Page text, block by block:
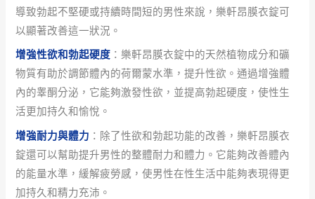
導致勃起不堅硬或持續時間短的男性來說，樂軒昂膜衣錠可
以顯著改善這一狀況。
增強性欲和勃起硬度 ：樂軒昂膜衣錠中的天然植物成分和礦
物質有助於調節體內的荷爾蒙水準，提升性欲。通過增強體
內的睾酮分泌，它能夠激發性欲，並提高勃起硬度，使性生
活更加持久和愉悅。
增強耐力與體力 ：除了性欲和勃起功能的改善，樂軒昂膜衣
錠還可以幫助提升男性的整體耐力和體力。它能夠改善體內
的能量水準，緩解疲勞感，使男性在性生活中能夠表現得更
加持久和精力充沛。